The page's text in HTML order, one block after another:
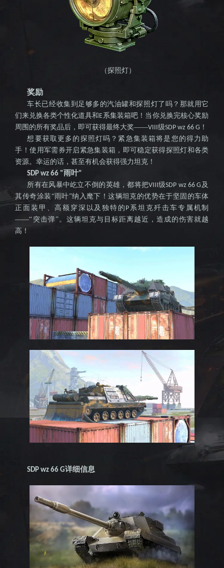
克竞技
之作
（探照灯）
奖励
车长已经收集到足够多的汽油罐和探照灯了吗？那就用它
们来兑换各类个性化道具和E系集装箱吧！当你兑换完核心奖励
周围的所有奖品后，即可获得最终大奖——VIII级SDP wz 66 G ！
想要获取更多的探照灯吗？紧急集装箱将是您的得力助
手！使用军需券开启紧急集装箱，即可稳定获得探照灯和各类
资源。幸运的话，甚至有机会获得强力坦克！
SDP wz 66 "雨叶"
所有在风暴中屹立不倒的英雄，都将把VIII级SDP wz 66 G 及
其传奇涂装“雨叶”纳入麾下！这辆坦克的优势在于坚固的车体
正面装甲、高额穿深以及独特的 P 系坦克歼击车专属机制
——“突击弹”。这辆坦克与目标距离越近，造成的伤害就越
高！
SDP wz 66 G详细信息